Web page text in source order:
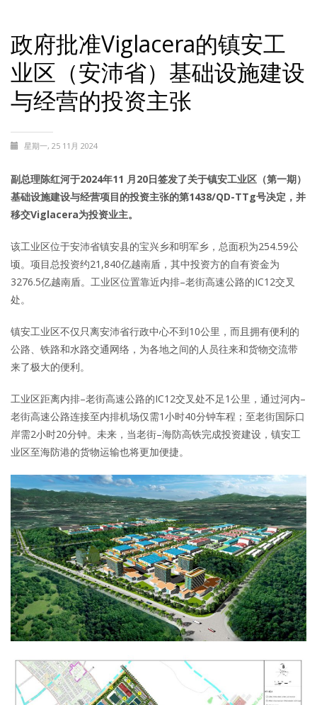
政府批准Viglacera的镇安工
业区（安沛省）基础设施建设
与经营的投资主张
星期一, 25 11月 2024
副总理陈红河于2024年11 月20日签发了关于镇安工业区（第一期）
基础设施建设与经营项目的投资主张的第1438/QD-TTg号决定，并
移交Viglacera为投资业主。
该工业区位于安沛省镇安县的宝兴乡和明军乡，总面积为254.59公
顷。项目总投资约21,840亿越南盾，其中投资方的自有资金为
3276.5亿越南盾。工业区位置靠近内排–老街高速公路的IC12交叉
处。
镇安工业区不仅只离安沛省行政中心不到10公里，而且拥有便利的
公路、铁路和水路交通网络，为各地之间的人员往来和货物交流带
来了极大的便利。
工业区距离内排–老街高速公路的IC12交叉处不足1公里，通过河内–
老街高速公路连接至内排机场仅需1小时40分钟车程；至老街国际口
岸需2小时20分钟。未来，当老街–海防高铁完成投资建设，镇安工
业区至海防港的货物运输也将更加便捷。